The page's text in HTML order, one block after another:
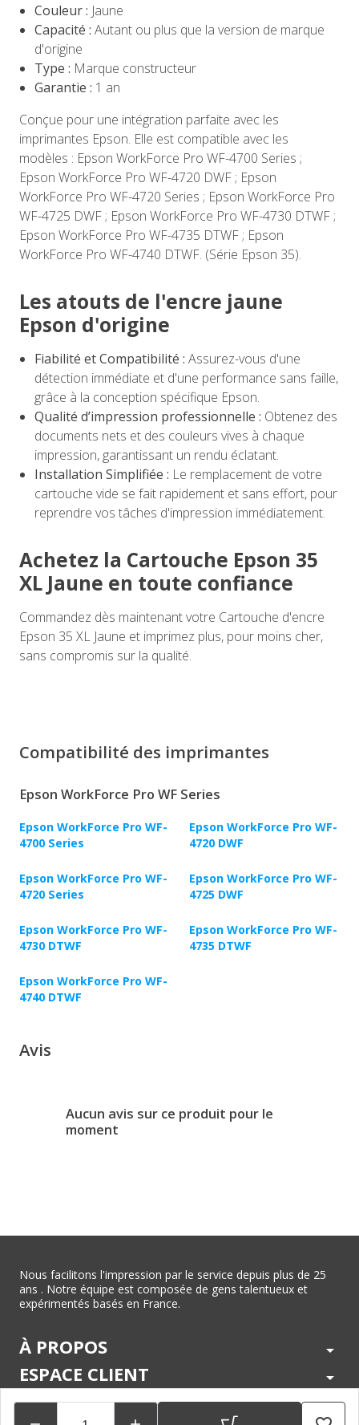
Couleur : Jaune
Capacité : Autant ou plus que la version de marque
d'origine
Type : Marque constructeur
Garantie : 1 an
Conçue pour une intégration parfaite avec les
imprimantes Epson. Elle est compatible avec les
modèles : Epson WorkForce Pro WF-4700 Series ;
Epson WorkForce Pro WF-4720 DWF ; Epson
WorkForce Pro WF-4720 Series ; Epson WorkForce Pro
WF-4725 DWF ; Epson WorkForce Pro WF-4730 DTWF ;
Epson WorkForce Pro WF-4735 DTWF ; Epson
WorkForce Pro WF-4740 DTWF. (Série Epson 35).
Les atouts de l'encre jaune
Epson d'origine
Fiabilité et Compatibilité : Assurez-vous d'une
détection immédiate et d'une performance sans faille,
grâce à la conception spécifique Epson.
Qualité d’impression professionnelle : Obtenez des
documents nets et des couleurs vives à chaque
impression, garantissant un rendu éclatant.
Installation Simplifiée : Le remplacement de votre
cartouche vide se fait rapidement et sans effort, pour
reprendre vos tâches d'impression immédiatement.
Achetez la Cartouche Epson 35
XL Jaune en toute confiance
Commandez dès maintenant votre Cartouche d'encre
Epson 35 XL Jaune et imprimez plus, pour moins cher,
sans compromis sur la qualité.
Compatibilité des imprimantes
Epson WorkForce Pro WF Series
Epson WorkForce Pro WF-
4700 Series
Epson WorkForce Pro WF-
4720 DWF
Epson WorkForce Pro WF-
4720 Series
Epson WorkForce Pro WF-
4725 DWF
Epson WorkForce Pro WF-
4730 DTWF
Epson WorkForce Pro WF-
4735 DTWF
Epson WorkForce Pro WF-
4740 DTWF
Avis
Aucun avis sur ce produit pour le
moment
Nous facilitons l'impression par le service depuis plus de 25
ans . Notre équipe est composée de gens talentueux et
expérimentés basés en France.
À PROPOS arrow_drop_down
ESPACE CLIENT arrow_drop_down
CENTRE D'AIDE arrow_drop_down